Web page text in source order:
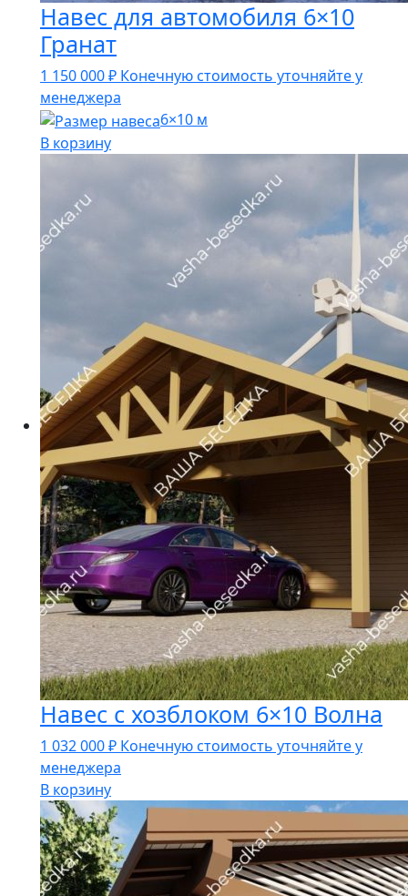
Навес для автомобиля 6×10
Гранат
1 150 000₽ Конечную стоимость уточняйте у
менеджера
6×10 м
В корзину
Навес с хозблоком 6×10 Волна
1 032 000₽ Конечную стоимость уточняйте у
менеджера
В корзину